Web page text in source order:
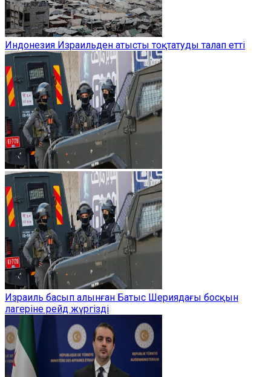
Индонезия Израильден атысты тоқтатуды талап етті
Израиль басып алынған Батыс Шериядағы босқын
лагеріне рейд жүргізді